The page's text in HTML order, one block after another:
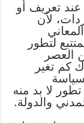
تعريف أو
لأن
لتطور
العصر
كم تغير
تطور لا بد منه
والدولة.